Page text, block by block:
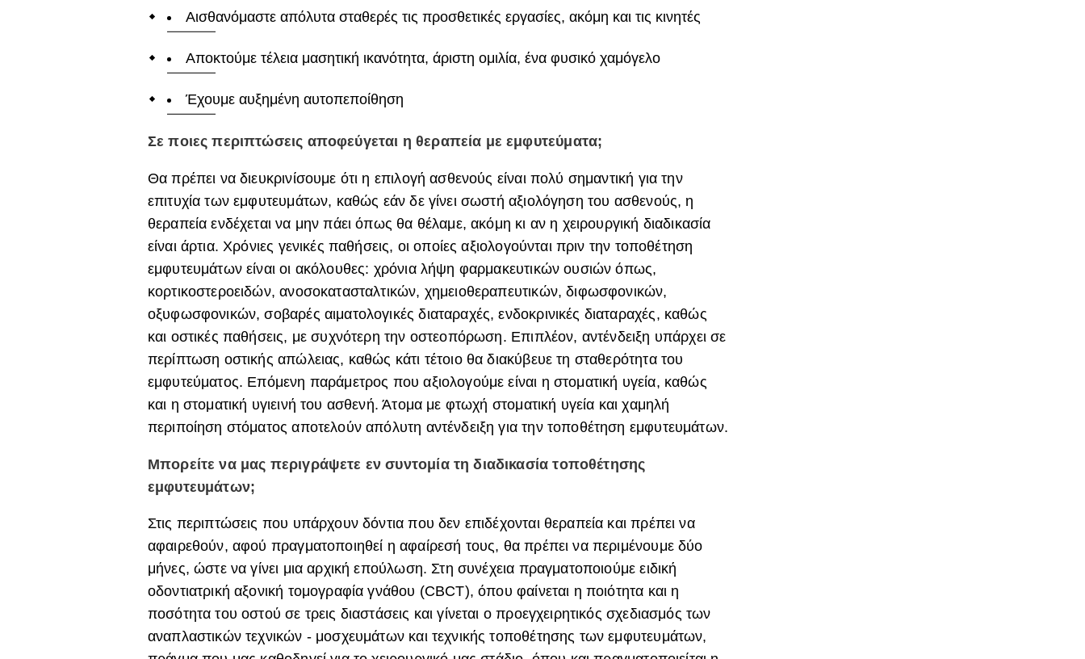
Αισθανόμαστε απόλυτα σταθερές τις προσθετικές εργασίες, ακόμη και τις κινητές
Αποκτούμε τέλεια μασητική ικανότητα, άριστη ομιλία, ένα φυσικό χαμόγελο
Έχουμε αυξημένη αυτοπεποίθηση
Σε ποιες περιπτώσεις αποφεύγεται η θεραπεία με εμφυτεύματα;
Θα πρέπει να διευκρινίσουμε ότι η επιλογή ασθενούς είναι πολύ σημαντική για την
επιτυχία των εμφυτευμάτων, καθώς εάν δε γίνει σωστή αξιολόγηση του ασθενούς, η
θεραπεία ενδέχεται να μην πάει όπως θα θέλαμε, ακόμη κι αν η χειρουργική διαδικασία
είναι άρτια. Χρόνιες γενικές παθήσεις, οι οποίες αξιολογούνται πριν την τοποθέτηση
εμφυτευμάτων είναι οι ακόλουθες: χρόνια λήψη φαρμακευτικών ουσιών όπως,
κορτικοστεροειδών, ανοσοκατασταλτικών, χημειοθεραπευτικών, διφωσφονικών,
οξυφωσφονικών, σοβαρές αιματολογικές διαταραχές, ενδοκρινικές διαταραχές, καθώς
και οστικές παθήσεις, με συχνότερη την οστεοπόρωση. Επιπλέον, αντένδειξη υπάρχει σε
περίπτωση οστικής απώλειας, καθώς κάτι τέτοιο θα διακύβευε τη σταθερότητα του
εμφυτεύματος. Επόμενη παράμετρος που αξιολογούμε είναι η στοματική υγεία, καθώς
και η στοματική υγιεινή του ασθενή. Άτομα με φτωχή στοματική υγεία και χαμηλή
περιποίηση στόματος αποτελούν απόλυτη αντένδειξη για την τοποθέτηση εμφυτευμάτων.
Μπορείτε να μας περιγράψετε εν συντομία τη διαδικασία τοποθέτησης
εμφυτευμάτων;
Στις περιπτώσεις που υπάρχουν δόντια που δεν επιδέχονται θεραπεία και πρέπει να
αφαιρεθούν, αφού πραγματοποιηθεί η αφαίρεσή τους, θα πρέπει να περιμένουμε δύο
μήνες, ώστε να γίνει μια αρχική επούλωση. Στη συνέχεια πραγματοποιούμε ειδική
οδοντιατρική αξονική τομογραφία γνάθου (CBCT), όπου φαίνεται η ποιότητα και η
ποσότητα του οστού σε τρεις διαστάσεις και γίνεται ο προεγχειρητικός σχεδιασμός των
αναπλαστικών τεχνικών - μοσχευμάτων και τεχνικής τοποθέτησης των εμφυτευμάτων,